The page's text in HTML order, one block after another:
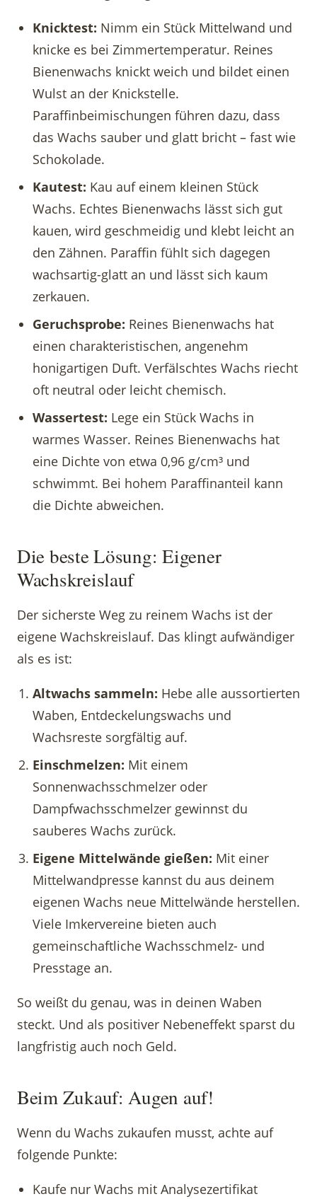
Knicktest: Nimm ein Stück Mittelwand und
knicke es bei Zimmertemperatur. Reines
Bienenwachs knickt weich und bildet einen
Wulst an der Knickstelle.
Paraffinbeimischungen führen dazu, dass
das Wachs sauber und glatt bricht – fast wie
Schokolade.
Kautest: Kau auf einem kleinen Stück
Wachs. Echtes Bienenwachs lässt sich gut
kauen, wird geschmeidig und klebt leicht an
den Zähnen. Paraffin fühlt sich dagegen
wachsartig-glatt an und lässt sich kaum
zerkauen.
Geruchsprobe: Reines Bienenwachs hat
einen charakteristischen, angenehm
honigartigen Duft. Verfälschtes Wachs riecht
oft neutral oder leicht chemisch.
Wassertest: Lege ein Stück Wachs in
warmes Wasser. Reines Bienenwachs hat
eine Dichte von etwa 0,96 g/cm³ und
schwimmt. Bei hohem Paraffinanteil kann
die Dichte abweichen.
Die beste Lösung: Eigener
Wachskreislauf
Der sicherste Weg zu reinem Wachs ist der
eigene Wachskreislauf. Das klingt aufwändiger
als es ist:
Altwachs sammeln: Hebe alle aussortierten
Waben, Entdeckelungswachs und
Wachsreste sorgfältig auf.
Einschmelzen: Mit einem
Sonnenwachsschmelzer oder
Dampfwachsschmelzer gewinnst du
sauberes Wachs zurück.
Eigene Mittelwände gießen: Mit einer
Mittelwandpresse kannst du aus deinem
eigenen Wachs neue Mittelwände herstellen.
Viele Imkervereine bieten auch
gemeinschaftliche Wachsschmelz- und
Presstage an.
So weißt du genau, was in deinen Waben
steckt. Und als positiver Nebeneffekt sparst du
langfristig auch noch Geld.
Beim Zukauf: Augen auf!
Wenn du Wachs zukaufen musst, achte auf
folgende Punkte:
Kaufe nur Wachs mit Analysezertifikat